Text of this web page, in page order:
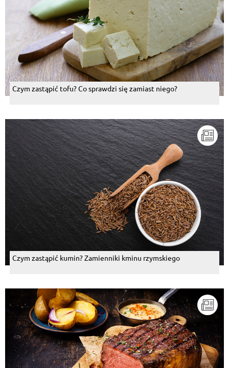
Czym zastąpić tofu? Co sprawdzi się zamiast niego?
Czym zastąpić kumin? Zamienniki kminu rzymskiego